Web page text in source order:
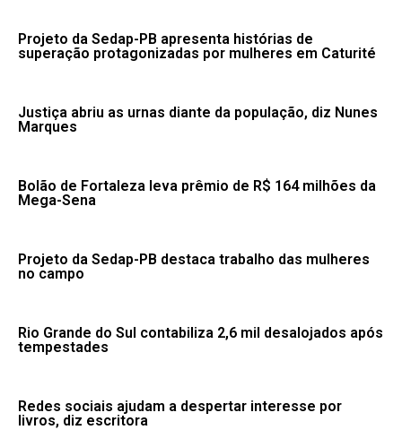
Projeto da Sedap-PB apresenta histórias de
superação protagonizadas por mulheres em Caturité
Justiça abriu as urnas diante da população, diz Nunes
Marques
Bolão de Fortaleza leva prêmio de R$ 164 milhões da
Mega-Sena
Projeto da Sedap-PB destaca trabalho das mulheres
no campo
Rio Grande do Sul contabiliza 2,6 mil desalojados após
tempestades
Redes sociais ajudam a despertar interesse por
livros, diz escritora